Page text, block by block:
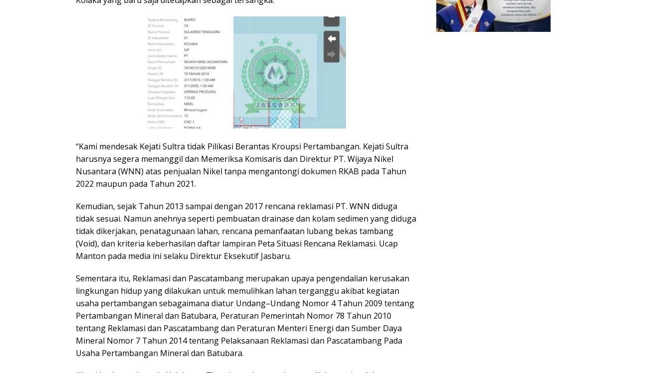
“Kami mendesak Kejati Sultra tidak Pilikasi Berantas Kroupsi Pertambangan. Kejati Sultra
harusnya segera memanggil dan Memeriksa Komisaris dan Direktur PT. Wijaya Nikel
Nusantara (WNN) atas penjualan Nikel tanpa mengantongi dokumen RKAB pada Tahun
2022 maupun pada Tahun 2021.
Kemudian, sejak Tahun 2013 sampai dengan 2017 rencana reklamasi PT. WNN diduga
tidak sesuai. Namun anehnya seperti pembuatan drainase dan kolam sedimen yang diduga
tidak dikerjakan, penatagunaan lahan, rencana pemanfaatan lubang bekas tambang
(Void), dan kriteria keberhasilan daftar lampiran Peta Situasi Rencana Reklamasi. Ucap
Manton pada media ini selaku Direktur Eksekutif Jasbaru.
Sementara itu, Reklamasi dan Pascatambang merupakan upaya pengendalian kerusakan
lingkungan hidup yang dilakukan untuk memulihkan lahan terganggu akibat kegiatan
usaha pertambangan sebagaimana diatur Undang–Undang Nomor 4 Tahun 2009 tentang
Pertambangan Mineral dan Batubara, Peraturan Pemerintah Nomor 78 Tahun 2010
tentang Reklamasi dan Pascatambang dan Peraturan Menteri Energi dan Sumber Daya
Mineral Nomor 7 Tahun 2014 tentang Pelaksanaan Reklamasi dan Pascatambang Pada
Usaha Pertambangan Mineral dan Batubara.